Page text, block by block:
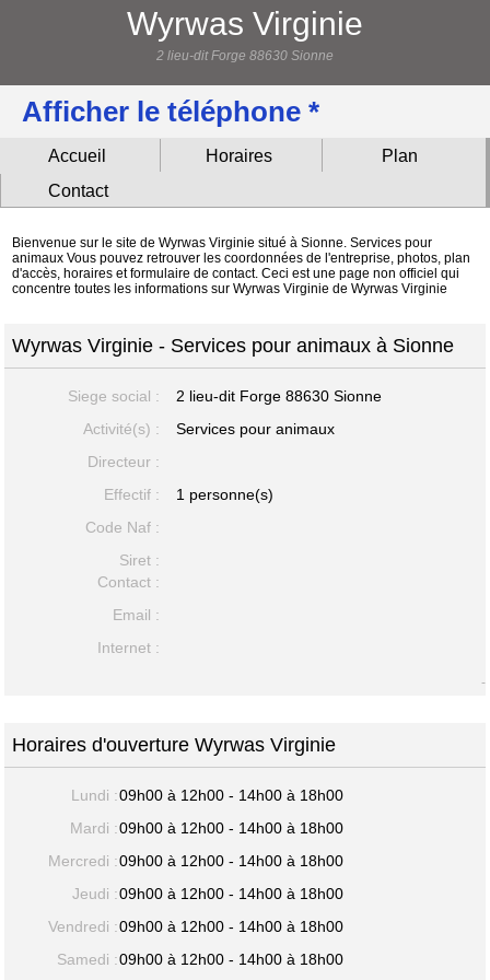
Wyrwas Virginie
2 lieu-dit Forge 88630 Sionne
Afficher le téléphone *
Accueil Horaires
Plan
Contact
Bienvenue sur le site de Wyrwas Virginie situé à Sionne. Services pour
animaux Vous pouvez retrouver les coordonnées de l'entreprise, photos, plan
d'accès, horaires et formulaire de contact. Ceci est une page non officiel qui
concentre toutes les informations sur Wyrwas Virginie de Wyrwas Virginie
Wyrwas Virginie - Services pour animaux à Sionne
Siege social : 2 lieu-dit Forge88630 Sionne
Activité(s) :
Services pour animaux
Directeur :
Effectif :
1 personne(s)
Code Naf :
Siret :
Contact :
Email :
Internet :
-
Horaires d'ouverture Wyrwas Virginie
Lundi :09h00 à 12h00 - 14h00 à 18h00
Mardi :09h00 à 12h00 - 14h00 à 18h00
Mercredi :09h00 à 12h00 - 14h00 à 18h00
Jeudi :09h00 à 12h00 - 14h00 à 18h00
Vendredi :09h00 à 12h00 - 14h00 à 18h00
Samedi :09h00 à 12h00 - 14h00 à 18h00